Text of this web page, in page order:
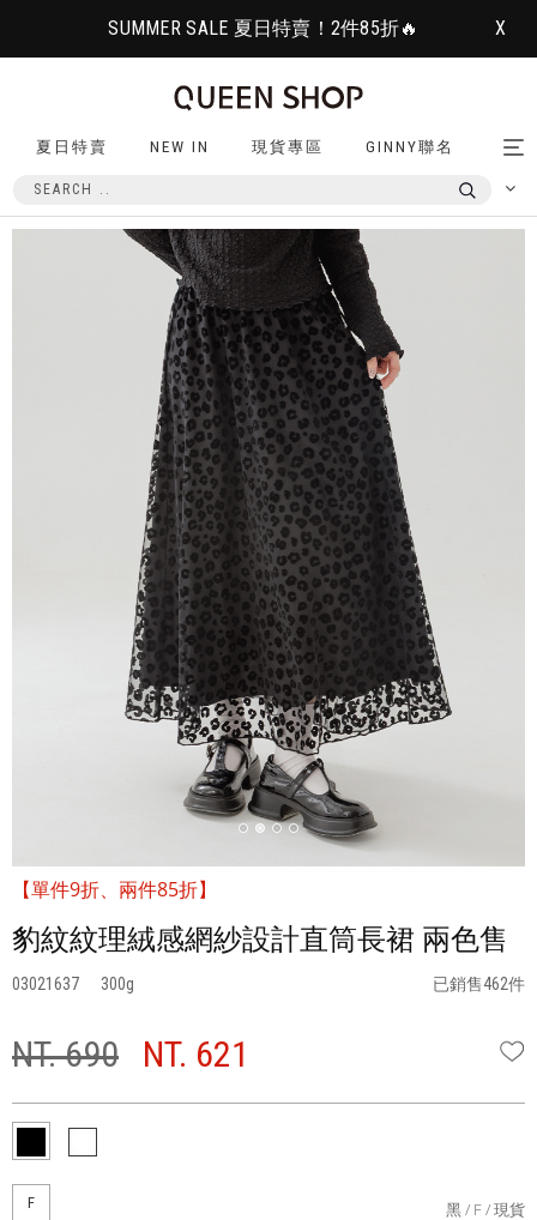
SUMMER SALE 夏日特賣！2件85折🔥 X
夏日特賣 NEW IN 現貨專區 GINNY聯名
【單件9折、兩件85折】
豹紋紋理絨感網紗設計直筒長裙 兩色售
03021637 300 已銷售462件
NT. 690 NT. 621
F 黑 F 現貨